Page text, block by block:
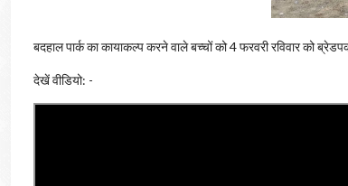
बदहाल पार्क का कायाकल्प करने वाले बच्चों को 4 फरवरी रविवार को
देखें वीडियो: -